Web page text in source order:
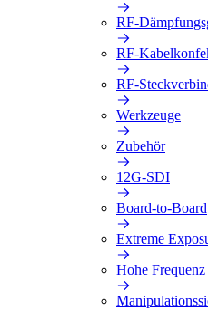
RF-
RF-
RF-
Werkzeuge
Zubehör
12G-SDI
Board-to-Board
Extreme
Hohe Frequenz